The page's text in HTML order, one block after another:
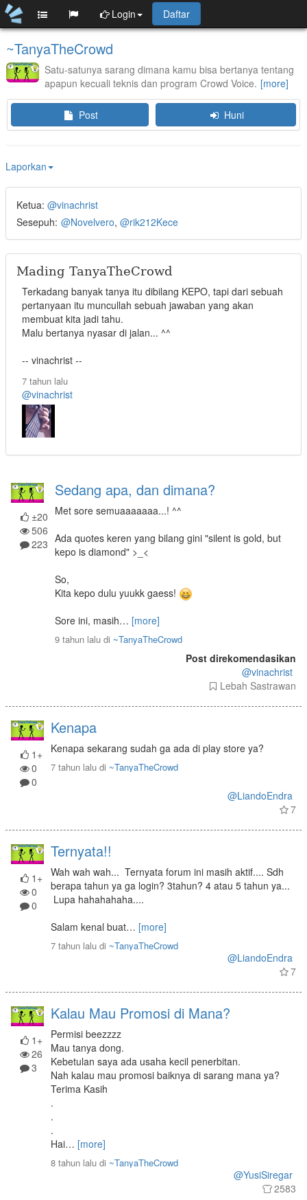
Login Daftar
~TanyaTheCrowd
Satu-satunya sarang dimana kamu bisa bertanya tentang
apapun kecuali teknis dan program Crowd Voice.
Post Huni
Laporkan
Ketua: @vinachrist
Sesepuh: @Novelvero @rik212Kece
Mading TanyaTheCrowd
Terkadang banyak tanya itu dibilang KEPO, tapi dari sebuah
pertanyaan itu muncullah sebuah jawaban yang akan
membuat kita jadi tahu.
Malu bertanya nyasar di jalan... ^^
-- vinachrist --
7 tahun lalu
@vinachrist
±20
506
223
Sedang apa, dan dimana?
Met sore semuaaaaaaa...! ^^
Ada quotes keren yang bilang gini "silent is gold, but
kepo is diamond" >_<
So,
Kita kepo dulu yuukk gaess!
Sore ini, masih… [more]
9 tahun laludi ~TanyaTheCrowd
Post direkomendasikan
@vinachrist
Lebah Sastrawan
1+
0
0
Kenapa
Kenapa sekarang sudah ga ada di play store ya?
7 tahun lalu di ~TanyaTheCrowd
@LiandoEndra
7
1+
0
0
Ternyata!!
Wah wah wah... Ternyata forum ini masih aktif.... Sdh
berapa tahun ya ga login? 3tahun? 4 atau 5 tahun ya...
Lupa hahahahaha....
Salam kenal buat… [more]
7 tahun lalu di ~TanyaTheCrowd
@LiandoEndra
7
1+
26
3
Kalau Mau Promosi di Mana?
Permisi beezzzz
Mau tanya dong.
Kebetulan saya ada usaha kecil penerbitan.
Nah kalau mau promosi baiknya di sarang mana ya?
Terima Kasih
.
.
.
Hai… [more]
8 tahun lalu di ~TanyaTheCrowd
@YusiSiregar
2583